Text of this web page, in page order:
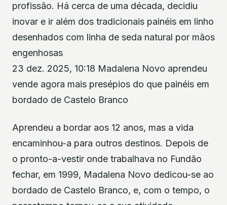
profissão. Há cerca de uma década, decidiu
inovar e ir além dos tradicionais painéis em linho
desenhados com linha de seda natural por mãos
engenhosas
23 dez. 2025, 10:18 Madalena Novo aprendeu
vende agora mais presépios do que painéis em
bordado de Castelo Branco
Aprendeu a bordar aos 12 anos, mas a vida
encaminhou-a para outros destinos. Depois de
o pronto-a-vestir onde trabalhava no Fundão
fechar, em 1999, Madalena Novo dedicou-se ao
bordado de Castelo Branco, e, com o tempo, o